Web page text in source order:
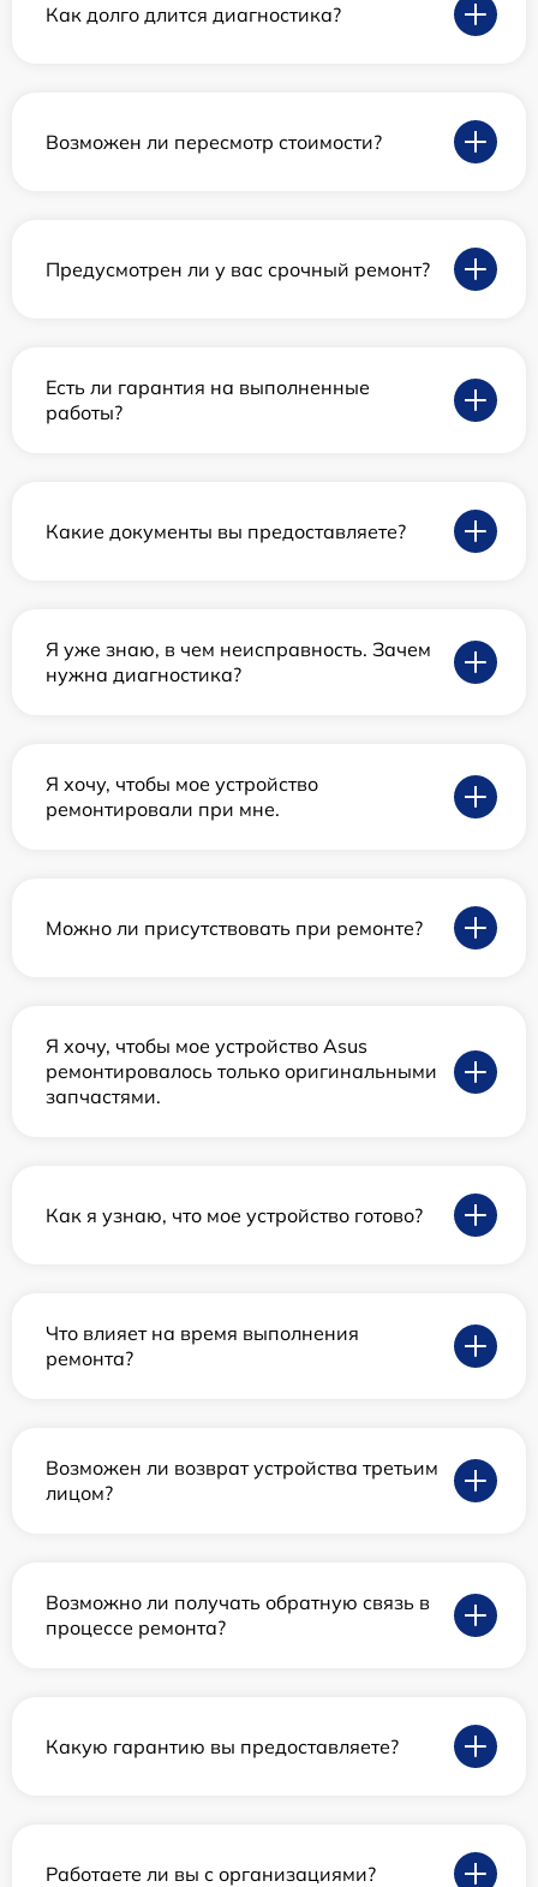
Как долго длится диагностика?
Возможен ли пересмотр стоимости?
Предусмотрен ли у вас срочный ремонт?
Есть ли гарантия на выполненные
работы?
Какие документы вы предоставляете?
Я уже знаю, в чем неисправность. Зачем
нужна диагностика?
Я хочу, чтобы мое устройство
ремонтировали при мне.
Можно ли присутствовать при ремонте?
Я хочу, чтобы мое устройство Asus
ремонтировалось только оригинальными
запчастями.
Как я узнаю, что мое устройство готово?
Что влияет на время выполнения
ремонта?
Возможен ли возврат устройства третьим
лицом?
Возможно ли получать обратную связь в
процессе ремонта?
Какую гарантию вы предоставляете?
Работаете ли вы с организациями?